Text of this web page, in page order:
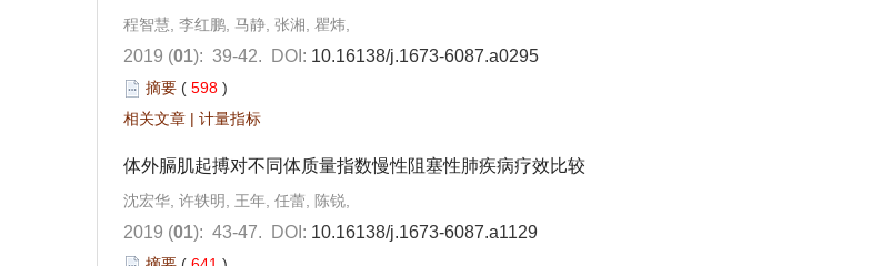
程智慧, 李红鹏, 马静, 张湘, 瞿炜,
2019 (01): 39-42. DOI: 10.16138/j.1673-6087.a0295
摘要 ( 598 )
相关文章 | 计量指标
体外膈肌起搏对不同体质量指数慢性阻塞性肺疾病疗效比较
沈宏华, 许轶明, 王年, 任蕾, 陈锐,
2019 (01): 43-47. DOI: 10.16138/j.1673-6087.a1129